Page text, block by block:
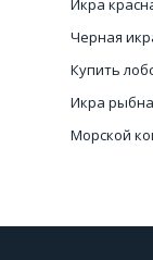
Икра
Черная
Купить
Икра
Морской